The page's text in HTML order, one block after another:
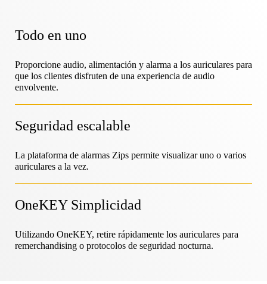
Control de acceso
Punto de venta
Hipermercado y ultramarinos
Operadores móviles
Zips
Seguridad de la mercancía colgada
Sostenibilidad
Empleo en InVue
Socios comerciales
Asociaciones empresariales
Blog
Guías de instrucciones
Especificaciones técnicas
Casos prácticos
Todo en uno
Proporcione audio, alimentación y alarma a los auriculares para
que los clientes disfruten de una experiencia de audio
envolvente.
Seguridad escalable
La plataforma de alarmas Zips permite visualizar uno o varios
auriculares a la vez.
OneKEY Simplicidad
Utilizando OneKEY, retire rápidamente los auriculares para
remerchandising o protocolos de seguridad nocturna.